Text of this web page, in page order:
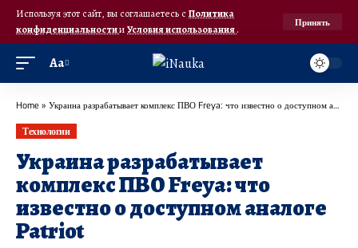
Используя этот сайт, вы соглашаетесь с Политика
конфиденциальностииУсловия использования.
Принять
Аа
Home » Украина разрабатывает комплекс ПВО Freya: что известно о доступном аналоге Patriot
Технологии
Украина разрабатывает
комплекс ПВО Freya: что
известно о доступном аналоге
Patriot